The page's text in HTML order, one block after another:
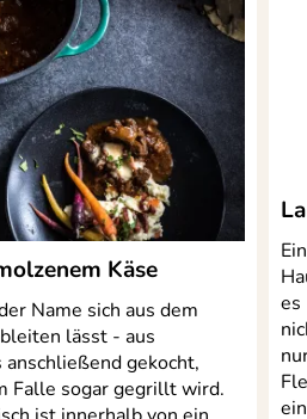
Käse
Name sich aus dem
lässt - aus
gekocht,
Falle sogar gegrillt wird.
es